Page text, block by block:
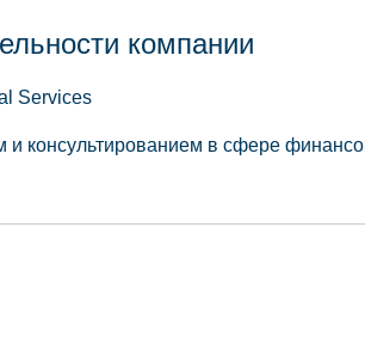
компании
Services
и консультированием в сфере